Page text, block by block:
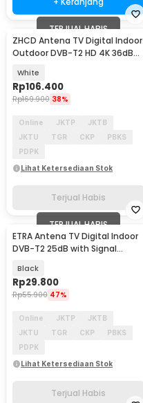
TERJUAL HABIS
ZHCD Antena TV Digital Indoor
Outdoor DVB-T2 HD 4K 36dB
White
Rp106.400
Rp169.900 38%
Online JKTP
JKTB
JKTU
TGR CKP
PBKS
PDPK
Lihat Ketersediaan Stok
Terjual Habis
TERJUAL HABIS
ETRA Antena TV Digital Indoor
DVB-T2 25dB with Signal
Black
Rp29.800
Rp55.900 47%
Online JKTP
JKTB
JKTU
TGR CKP
PBKS
PDPK
Lihat Ketersediaan Stok
Terjual Habis